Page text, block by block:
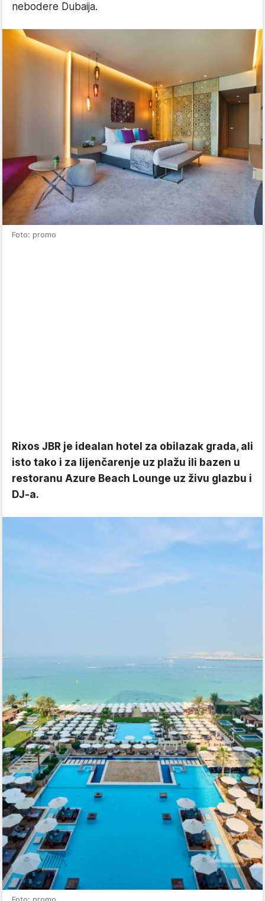
nebodere Dubaija.
Foto: promo
Rixos JBR je idealan hotel za obilazak grada, ali
isto tako i za lijenčarenje uz plažu ili bazen u
restoranu Azure Beach Lounge uz živu glazbu i
DJ-a.
Foto: promo